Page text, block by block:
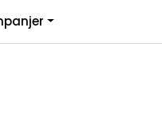
Logg inn